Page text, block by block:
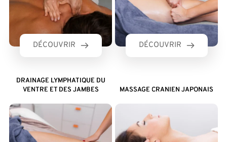
DÉCOUVRIR DÉCOUVRIR
DRAINAGE LYMPHATIQUE DU
VENTRE ET DES JAMBES
MASSAGE CRANIEN JAPONAIS